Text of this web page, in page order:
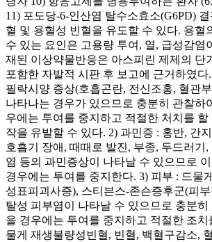
11) 포도당-6-인산염 탈수소효소(G6PD)
혈 및 용혈성 빈혈을 유도할 수 있다. 용혈
수 있는 요인은 고용량 투여, 열, 급성감염
재된 이상약물반응은 아스피린 제제의 단
포함한 자발적 시판 후 보고에 근거하였다
필락시양 증상(호흡곤란, 전신조홍, 혈관
나타나는 경우가 있으므로 충분히 관찰하
우에는 투여를 중지하고 적절한 처치를
작을 유발할 수 있다. 2) 과민증 : 홍반, 간
호흡기 장애, 때때로 발진, 부종, 두드러기
염 등의 과민증상이 나타날 수 있으므로
경우에는 투여를 중지한다. 3) 피부 : 드물
성표피괴사증), 스티븐스-존슨증후군(피
탈성 피부염이 나타날 수 있으므로 충분히
을 경우에는 투여를 중지하고 적절한 조치
물게 재생불량성빈혈, 빈혈, 백혈구감소,